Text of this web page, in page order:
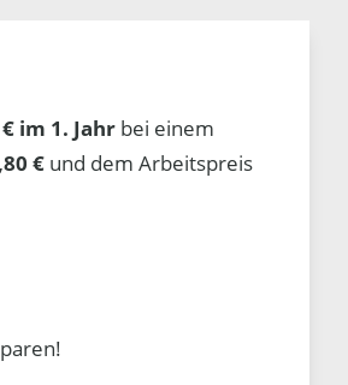
im 1. Jahr bei einem
€ und dem Arbeitspreis